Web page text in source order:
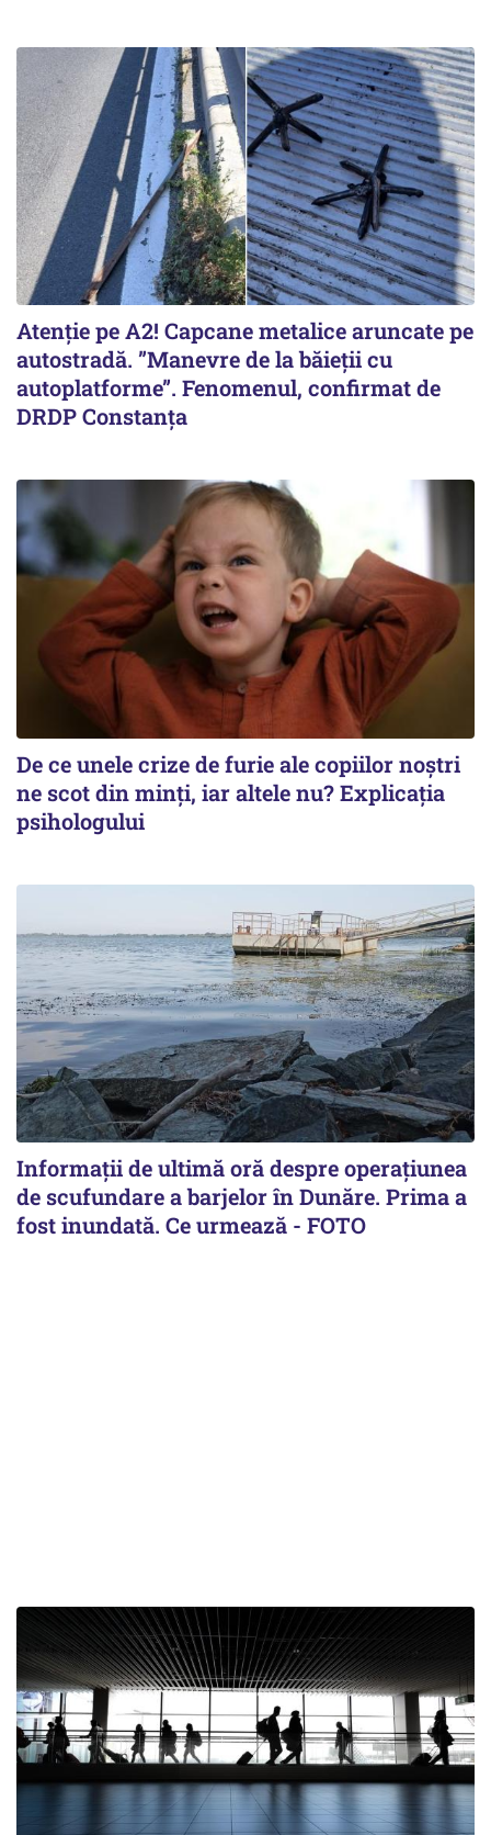
Atenție pe A2! Capcane metalice aruncate pe
autostradă. ”Manevre de la băieții cu
autoplatforme”. Fenomenul, confirmat de
DRDP Constanța
De ce unele crize de furie ale copiilor noștri
ne scot din minți, iar altele nu? Explicația
psihologului
Informații de ultimă oră despre operațiunea
de scufundare a barjelor în Dunăre. Prima a
fost inundată. Ce urmează - FOTO